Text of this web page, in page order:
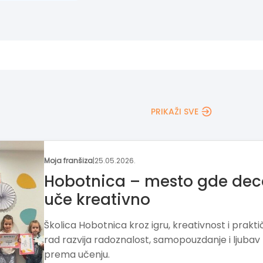
PRIKAŽI SVE
Franšiza za razvoj
funkcionalnog znanja kod
dece
„ZNAM ZA VIŠE“ razvija način učenja i
dece kroz funkcionalno znanje i veštine.